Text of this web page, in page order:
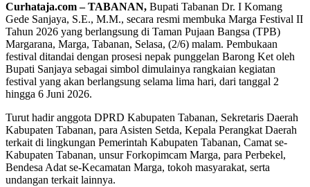
Curhataja.com – TABANAN, Bupati Tabanan Dr. I Komang
Gede Sanjaya, S.E., M.M., secara resmi membuka Marga Festival II
Tahun 2026 yang berlangsung di Taman Pujaan Bangsa (TPB)
Margarana, Marga, Tabanan, Selasa, (2/6) malam. Pembukaan
festival ditandai dengan prosesi nepak punggelan Barong Ket oleh
Bupati Sanjaya sebagai simbol dimulainya rangkaian kegiatan
festival yang akan berlangsung selama lima hari, dari tanggal 2
hingga 6 Juni 2026.
Turut hadir anggota DPRD Kabupaten Tabanan, Sekretaris Daerah
Kabupaten Tabanan, para Asisten Setda, Kepala Perangkat Daerah
terkait di lingkungan Pemerintah Kabupaten Tabanan, Camat se-
Kabupaten Tabanan, unsur Forkopimcam Marga, para Perbekel,
Bendesa Adat se-Kecamatan Marga, tokoh masyarakat, serta
undangan terkait lainnya.